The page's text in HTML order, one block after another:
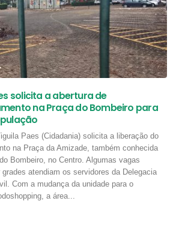
solicita a abertura de
na Praça do Bombeiro para
Paes (Cidadania) solicita a liberação do
na Praça da Amizade, também conhecida
Bombeiro, no Centro. Algumas vagas
atendiam os servidores da Delegacia
Com a mudança da unidade para o
a área...